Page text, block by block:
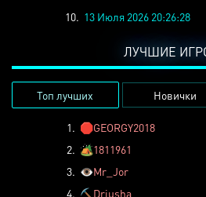
10. 13 Июля 2026 20:26:28
ЛУЧШИЕ
Топ лучших Новички
1. 🛑GEORGY2018
2. 🏕️1811961
3. 👁️Mr_Jor
4. ⛏️ Drjusha